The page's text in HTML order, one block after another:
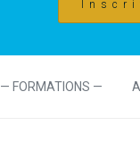
— FORMATIONS —